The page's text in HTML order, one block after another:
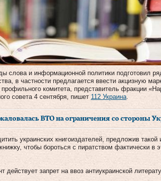
слова и информационной политики подготовил
в частности предлагается ввести акцизную
комитета, представитель фракции
совета 4 сентября, пишет 112 Украина
ВТО на ограничения со стороны
украинских книгоиздателей, предложив
чтобы бороться с пиратством фактически
запрет на ввоз антиукраинской